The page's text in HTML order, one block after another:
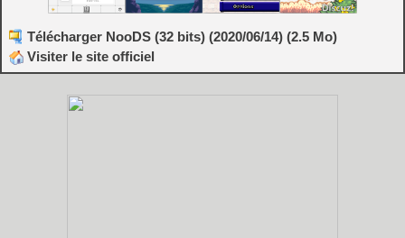
Télécharger NooDS (32 bits) (2020/06/14) (2.5 Mo)
Visiter le site officiel